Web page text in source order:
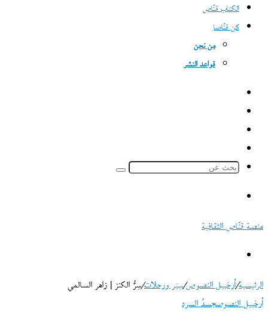
الكتاب قنّاص
كن قنّاصا
من نحن
قواعد النشر
الموقع
منصة قنّاص الثقافية
عن
الرئيسية/أرخبيل النصوص/سِيَر ورحلات/سِرُّ الكنز | زاهر السالمي
أرخبيل النصوصجسدُ السرد